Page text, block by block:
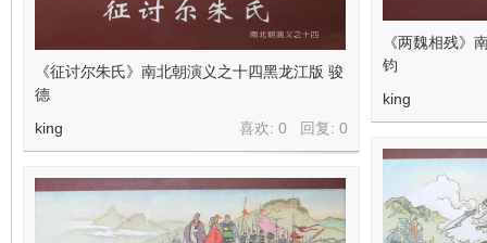
《两魏相残》
钧
king
《征讨尔朱氏》南北朝演义之十四黑龙江版 骏
德
喜欢: 0 回复: 0
king